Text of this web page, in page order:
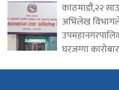
काठमाडौं,२२
अभिलेख
घरजग्गा कारोबार